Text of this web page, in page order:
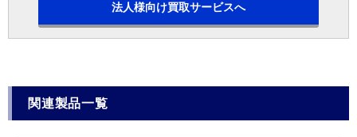
法人様向け買取サービスへ
関連製品一覧